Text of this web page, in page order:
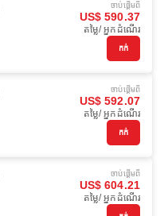
ចាប់ផ្ដើមពី
US$ 590.37
តម្លៃ/ អ្នកដំណើរ
កក់
ចាប់ផ្ដើមពី
US$ 592.07
តម្លៃ/ អ្នកដំណើរ
កក់
ចាប់ផ្ដើមពី
US$ 604.21
តម្លៃ/ អ្នកដំណើរ